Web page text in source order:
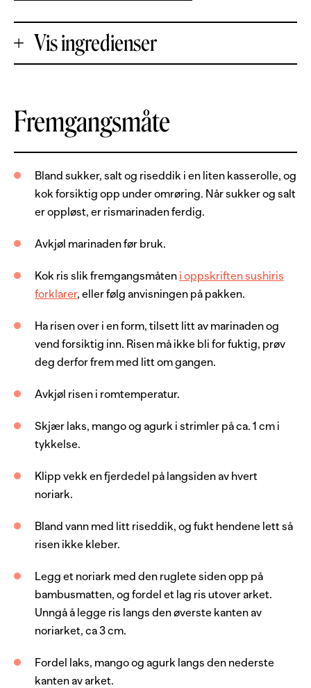
Vis ingredienser
Porsjoner
300 g
laksefilet, uten skinn og bein
1.5 ss
sukker
0.5 dl
riseddik
8 dl
sushiris
1 stk
mango
0.5 stk
agurk
6 stk
nori-sjøgress
wasabi
soyasaus, lys
ingefær, syltet
Fremgangsmåte
Bland sukker, salt og riseddik i en liten kasserolle, og
kok forsiktig opp under omrøring. Når sukker og salt
er oppløst, er rismarinaden ferdig.
Avkjøl marinaden før bruk.
Kok ris slik fremgangsmåten i oppskriften sushiris
forklarer, eller følg anvisningen på pakken.
Ha risen over i en form, tilsett litt av marinaden og
vend forsiktig inn. Risen må ikke bli for fuktig, prøv
deg derfor frem med litt om gangen.
Avkjøl risen i romtemperatur.
Skjær laks, mango og agurk i strimler på ca. 1 cm i
tykkelse.
Klipp vekk en fjerdedel på langsiden av hvert
noriark.
Bland vann med litt riseddik, og fukt hendene lett så
risen ikke kleber.
Legg et noriark med den ruglete siden opp på
bambusmatten, og fordel et lag ris utover arket.
Unngå å legge ris langs den øverste kanten av
noriarket, ca 3 cm.
Fordel laks, mango og agurk langs den nederste
kanten av arket.